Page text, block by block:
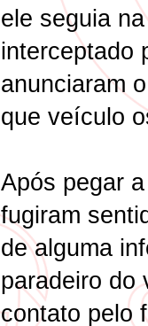
ele seguia
interceptado
anunciaram
que veículo
Após pegar
fugiram
de alguma
paradeiro do
contato pelo